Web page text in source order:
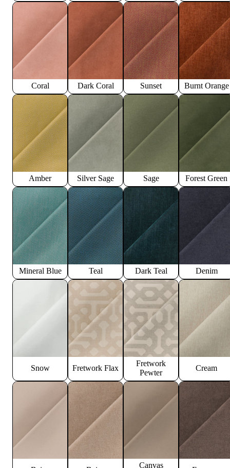
Coral Dark Coral Sunset Burnt Orange
Amber Silver Sage Sage Forest Green
Mineral Blue Teal Dark Teal Denim
Snow Fretwork Flax
Fretwork
Pewter
Cream
Canvas